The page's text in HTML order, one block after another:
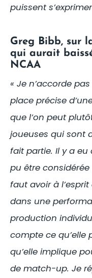
puissent
Greg Bibb, sur
qui aurait
NCAA
« Je n’accorde
place précise
que l’on peut
joueuses qui sont
fait partie. Il y a
pu être
faut avoir à
dans une
production
compte ce qu’elle
qu’elle implique
de match-up. Je